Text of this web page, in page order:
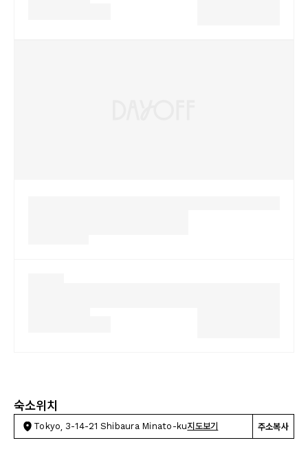
숙소위치
Tokyo, 3-14-21 Shibaura Minato-ku지도보기 주소복사